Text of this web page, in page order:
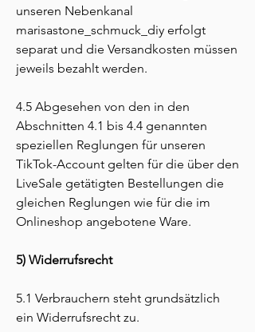
unseren Nebenkanal
marisastone_schmuck_ diy erfolgt
separat und die Versandkosten müssen
jeweils bezahlt werden.
4.5 Abgesehen von den in den
Abschnitten 4.1 bis 4.4 genannten
speziellen Reglungen für unseren
TikTok-Account gelten für die über den
LiveSale getätigten Bestellungen die
gleichen Reglungen wie für die im
Onlineshop angebotene Ware.
5) Widerrufsrecht
5.1 Verbrauchern steht grundsätzlich
ein Widerrufsrecht zu.